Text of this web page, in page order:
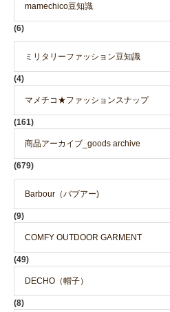
mamechico豆知識
(6)
ミリタリーファッション豆知識
(4)
マメチコ★ファッションスナップ
(161)
商品アーカイブ_goods archive
(679)
Barbour（バブアー)
(9)
COMFY OUTDOOR GARMENT
(49)
DECHO（帽子）
(8)